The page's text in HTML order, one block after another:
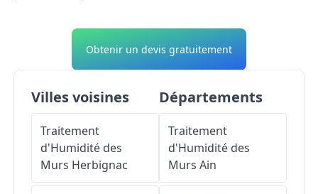
Obtenir un devis gratuitement
Villes voisines
Traitement
d'Humidité des
Murs Herbignac
Départements
Traitement
d'Humidité des
Murs Ain